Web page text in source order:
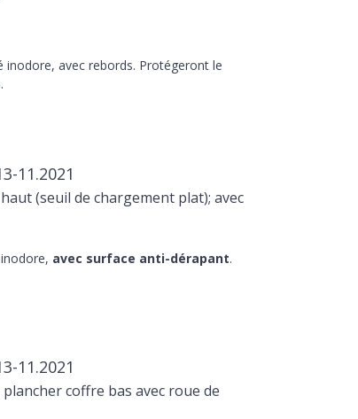
avec rebords. Protégeront le
.
11.2021
(seuil de chargement plat); avec
avec surface anti-dérapant.
11.2021
coffre bas avec roue de